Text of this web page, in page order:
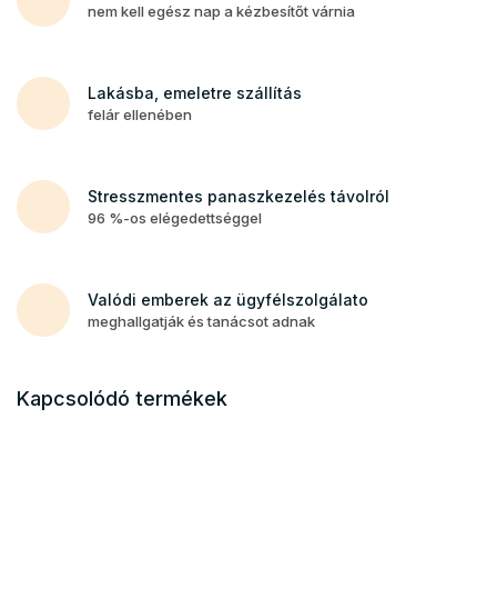
nem kell egész nap a kézbesítőt várnia
Lakásba, emeletre szállítás
felár ellenében
Stresszmentes panaszkezelés távolról
96 %-os elégedettséggel
Valódi emberek az ügyfélszolgálato
meghallgatják és tanácsot adnak
Kapcsolódó termékek